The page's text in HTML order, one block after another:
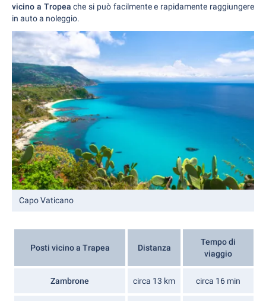
vicino a Tropea che si può facilmente e rapidamente raggiungere
in auto a noleggio.
Capo Vaticano
Posti vicino a Trapea Distanza
Tempo di
viaggio
Zambrone circa 13 km circa 16 min